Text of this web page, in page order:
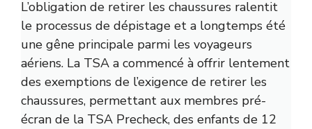
L’obligation de retirer les chaussures ralentit
le processus de dépistage et a longtemps été
une gêne principale parmi les voyageurs
aériens. La TSA a commencé à offrir lentement
des exemptions de l’exigence de retirer les
chaussures, permettant aux membres pré-
écran de la TSA Precheck, des enfants de 12